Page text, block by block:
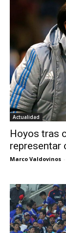
Actualidad
Hoyos tras
representar
Marco Valdovinos -